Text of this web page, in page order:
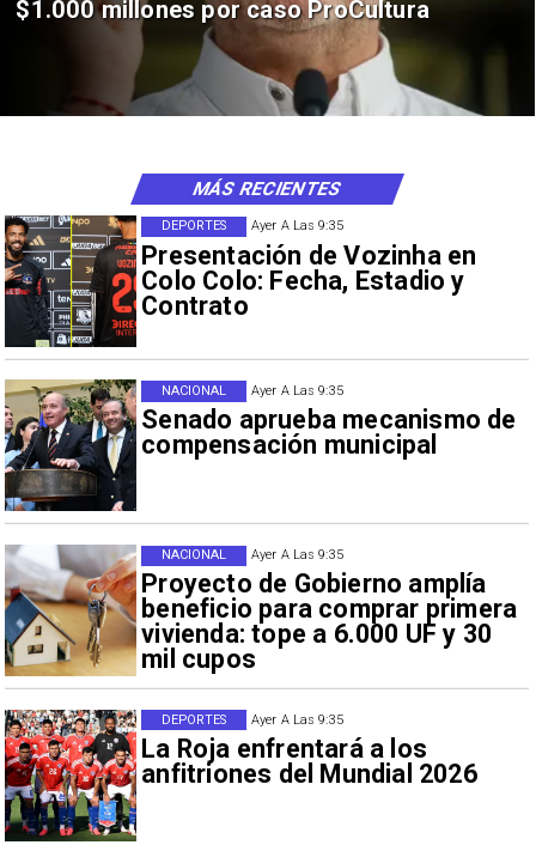
$1.000 millones por caso ProCultura
Ayer A Las 9:35
Presentación de Vozinha en
Colo Colo: Fecha, Estadio y
Contrato
DEPORTES
Ayer A Las 9:35
Senado aprueba mecanismo de
compensación municipal
NACIONAL
Ayer A Las 9:35
Proyecto de Gobierno amplía
beneficio para comprar primera
vivienda: tope a 6.000 UF y 30
mil cupos
NACIONAL
Ayer A Las 9:35
La Roja enfrentará a los
anfitriones del Mundial 2026
DEPORTES
MÁS RECIENTES